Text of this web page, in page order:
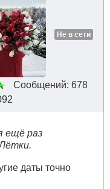
Не в сети
Сообщений: 678
ещё раз
даты точно